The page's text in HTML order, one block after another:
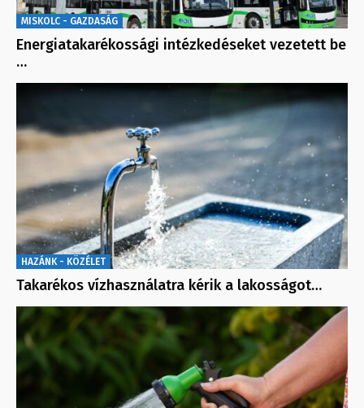
MISKOLC - GAZDASÁG
Energiatakarékossági intézkedéseket vezetett be
…
HAZÁNK - KÖZÉLET
Takarékos vízhasználatra kérik a lakosságot…